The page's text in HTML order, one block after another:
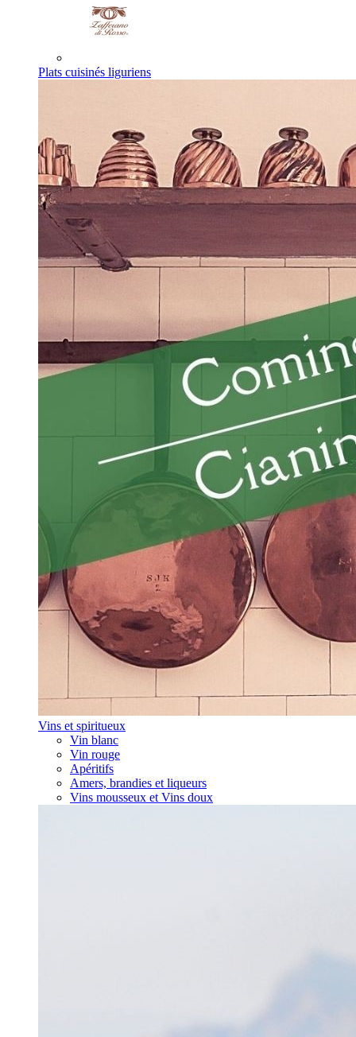
Plats cuisinés liguriens
Vins et spiritueux
Vin blanc
Vin rouge
Apéritifs
Amers, brandies et liqueurs
Vins mousseux et Vins doux